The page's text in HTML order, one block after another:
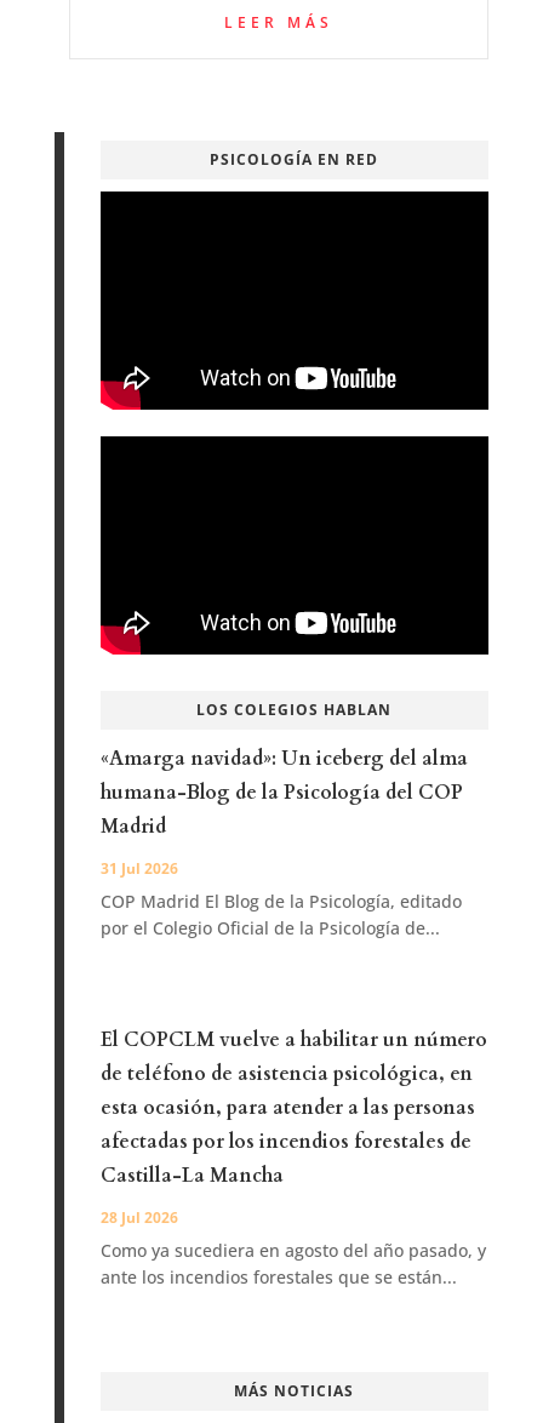
LEER MÁS
PSICOLOGÍA EN RED
LOS COLEGIOS HABLAN
«Amarga navidad»: Un iceberg del alma
humana-Blog de la Psicología del COP
Madrid
31 Jul 2026
COP Madrid El Blog de la Psicología, editado
por el Colegio Oficial de la Psicología de...
El COPCLM vuelve a habilitar un número
de teléfono de asistencia psicológica, en
esta ocasión, para atender a las personas
afectadas por los incendios forestales de
Castilla-La Mancha
28 Jul 2026
Como ya sucediera en agosto del año pasado, y
ante los incendios forestales que se están...
MÁS NOTICIAS